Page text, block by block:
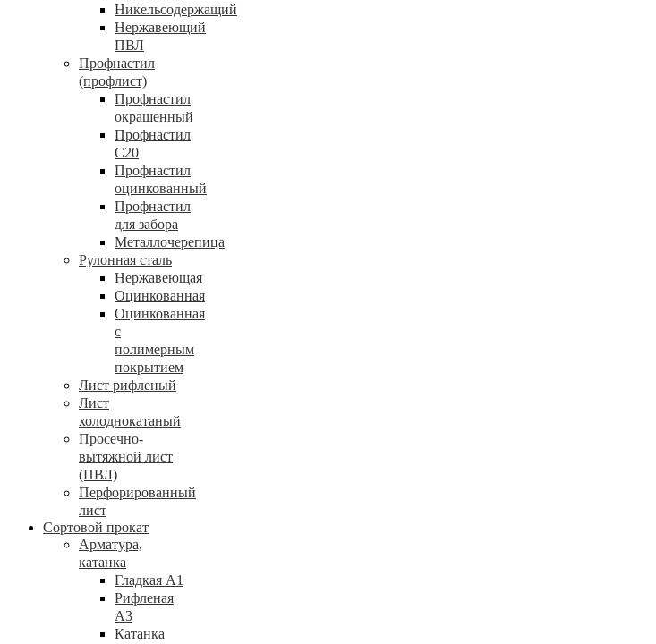
Никельсодержащий
Нержавеющий
ПВЛ
Профнастил
(профлист)
Профнастил
окрашенный
Профнастил
С20
Профнастил
оцинкованный
Профнастил
для забора
Металлочерепица
Рулонная сталь
Нержавеющая
Оцинкованная
Оцинкованная
с
полимерным
покрытием
Лист рифленый
Лист
холоднокатаный
Просечно-
вытяжной лист
(ПВЛ)
Перфорированный
лист
Сортовой прокат
Арматура,
катанка
Гладкая А1
Рифленая
А3
Катанка